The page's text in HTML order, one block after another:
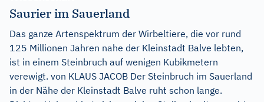
Saurier im Sauerland
Das ganze Artenspektrum der Wirbeltiere, die vor rund
125 Millionen Jahren nahe der Kleinstadt Balve lebten,
ist in einem Steinbruch auf wenigen Kubikmetern
verewigt. von KLAUS JACOB Der Steinbruch im Sauerland
in der Nähe der Kleinstadt Balve ruht schon lange.